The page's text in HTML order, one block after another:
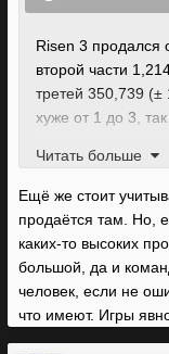
Risen 3 продался
второй части
третей 350,739
хуже от 1 до 3,
фанатичных
они не получат.
Читать больше
Ещё же стоит
продаётся там. Но,
каких-то высоких
большой, да и
человек, если не
что имеют. Игры